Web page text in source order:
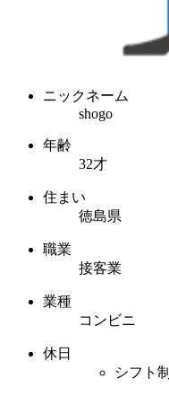
ニックネーム
shogo
年齢
32才
住まい
徳島県
職業
接客業
業種
コンビニ
休日
シフト制